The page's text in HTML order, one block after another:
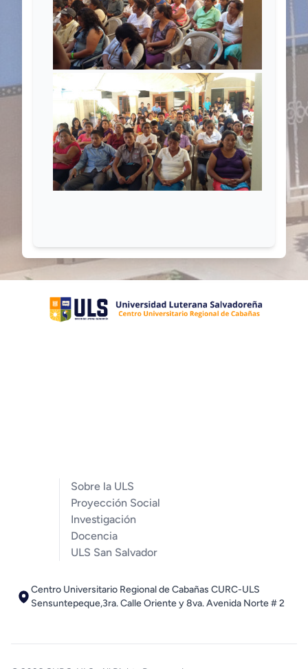
Sobre la ULS
Proyección Social
Investigación
Docencia
ULS San Salvador
Centro Universitario Regional de Cabañas CURC-ULS
Sensuntepeque,3ra. Calle Oriente y 8va. Avenida Norte # 2